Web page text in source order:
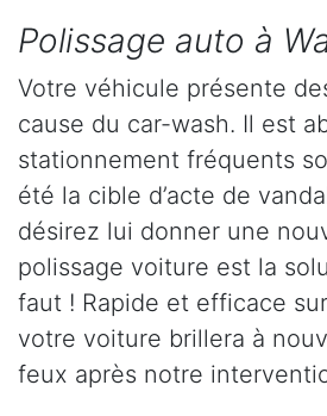
Polissage auto à
Votre véhicule présente
cause du car-wash. Il est
stationnement fréquents
été la cible d’acte de
désirez lui donner une
polissage voiture est la
faut ! Rapide et efficace
votre voiture brillera à
feux après notre